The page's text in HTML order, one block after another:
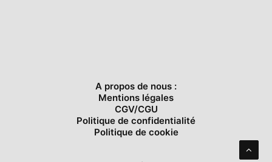
A propos de nous :
Mentions légales
CGV/CGU
Politique de confidentialité
Politique de cookie